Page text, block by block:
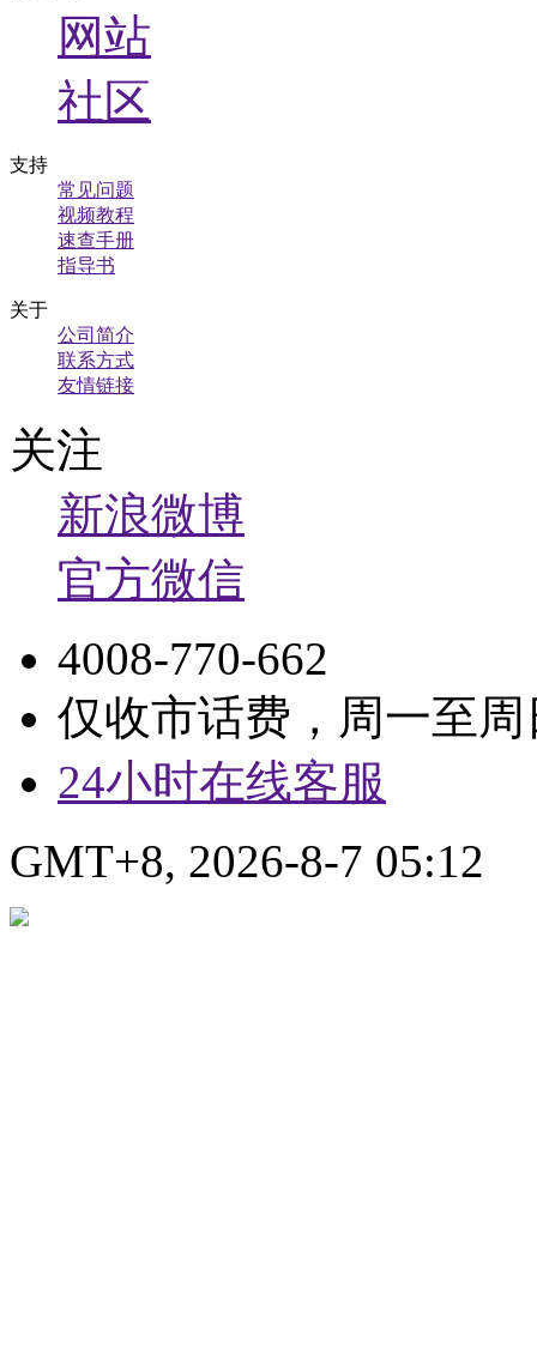
网站
社区
支持
常见问题
视频教程
速查手册
指导书
关于
公司简介
联系方式
友情链接
关注
新浪微博
官方微信
4008-770-662
仅收市话费，周一至周
24小时在线客服
GMT+8, 2026-8-7 05:12